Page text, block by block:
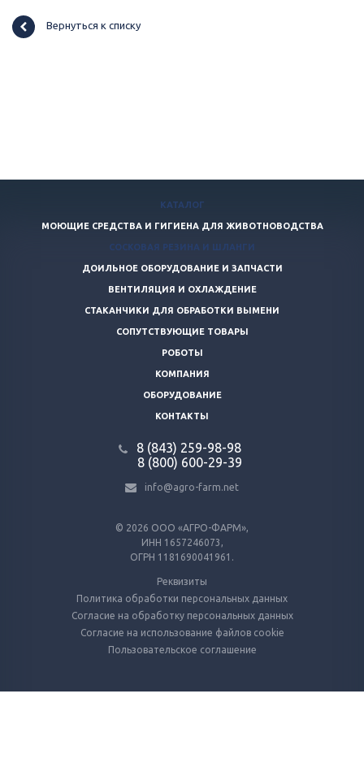
Вернуться к списку
© 2026 ООО «АГРО-ФАРМ»,
ИНН 1657246073,
ОГРН 1181690041961.
Реквизиты
Политика обработки персональных данных
Согласие на обработку персональных данных
Согласие на использование файлов cookie
Пользовательское соглашение
КАТАЛОГ
МОЮЩИЕ СРЕДСТВА И ГИГИЕНА ДЛЯ ЖИВОТНОВОДСТВА
СОСКОВАЯ РЕЗИНА И ШЛАНГИ
ДОИЛЬНОЕ ОБОРУДОВАНИЕ И ЗАПЧАСТИ
ВЕНТИЛЯЦИЯ И ОХЛАЖДЕНИЕ
СТАКАНЧИКИ ДЛЯ ОБРАБОТКИ ВЫМЕНИ
СОПУТСТВУЮЩИЕ ТОВАРЫ
РОБОТЫ
КОМПАНИЯ
ОБОРУДОВАНИЕ
КОНТАКТЫ
8 (843) 259-98-98
8 (800) 600-29-39
info@agro-farm.net